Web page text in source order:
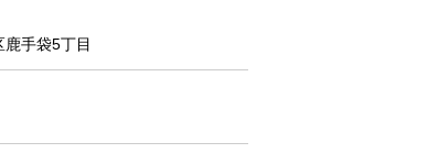
手袋5丁目